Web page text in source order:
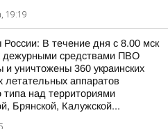
19:19
В течение дня с 8.00 мск
дежурными средствами ПВО
и уничтожены 360 украинских
летательных аппаратов
типа над территориями
Брянской, Калужской...